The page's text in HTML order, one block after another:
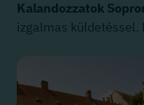
Kalandozzatok
izgalmas küldetéssel.